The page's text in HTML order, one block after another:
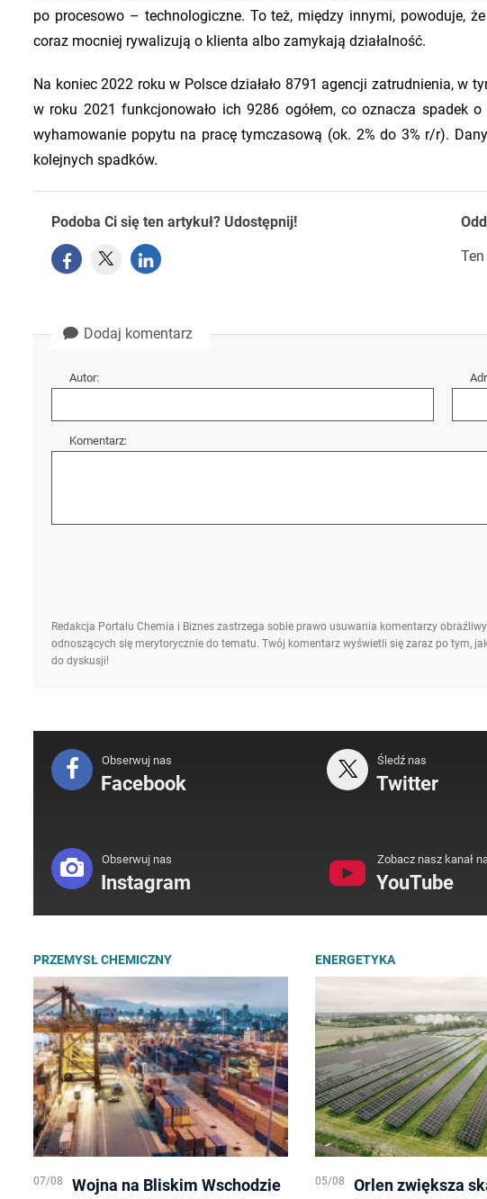
po procesowo – technologiczne. To też, między innymi, powoduje,
coraz mocniej rywalizują o klienta albo zamykają działalność.
Na koniec 2022 roku w Polsce działało 8791 agencji zatrudnienia, w
w roku 2021 funkcjonowało ich 9286 ogółem, co oznacza spadek
wyhamowanie popytu na pracę tymczasową (ok. 2% do 3% r/r).
kolejnych spadków.
Podoba Ci się ten artykuł? Udostępnij!
Dodaj komentarz
Autor:
Komentarz:
Redakcja Portalu Chemia i Biznes zastrzega sobie prawo usuwania komentarzy
odnoszących się merytorycznie do tematu. Twój komentarz wyświetli się zaraz po tym,
do dyskusji!
Obserwuj nas
Facebook
Śledź nas
Twitter
Obserwuj nas
Instagram
Zobacz nasz kanał
YouTube
PRZEMYSŁ CHEMICZNY
07/08
Wojna na Bliskim Wschodzie
ENERGETYKA
05/08
Orlen zwiększa